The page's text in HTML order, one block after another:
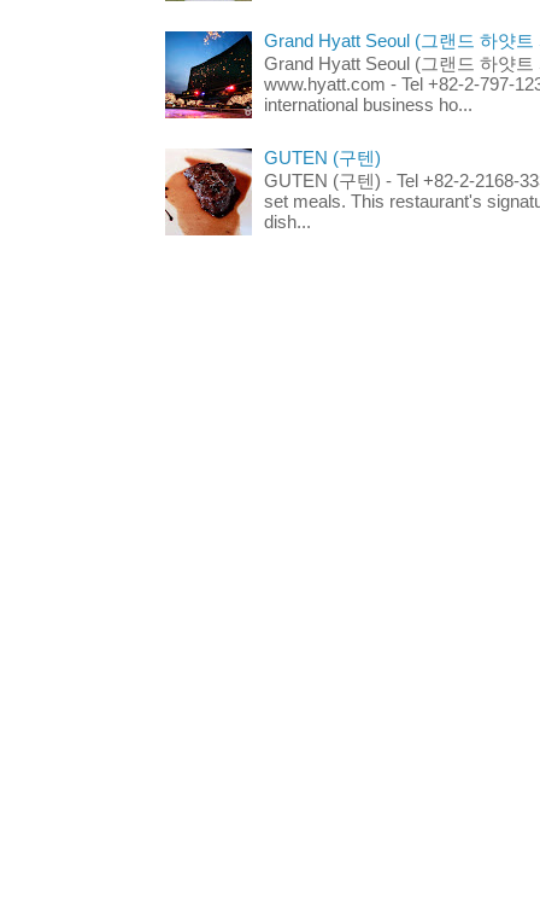
Grand Hyatt Seoul (그랜드 하얏트
Grand Hyatt Seoul (그랜드 하얏트
www.hyatt.com - Tel +82-2-797-
international business ho...
GUTEN (구텐)
GUTEN (구텐) - Tel +82-2-2168-
set meals. This restaurant's
dish...